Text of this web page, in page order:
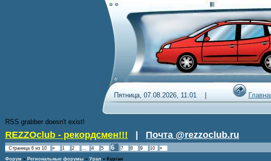
Пятница, 07.08.2026, 11:01 |
RSS grabber doesn't exist!
REZZOclub - рекордсмен!!! Почта @rezzoclub.ru
Страница 6 из 10 « 1 2 … 4 5 6 7 8 9 10 »
Форум » Региональные форумы » Урал » Курган